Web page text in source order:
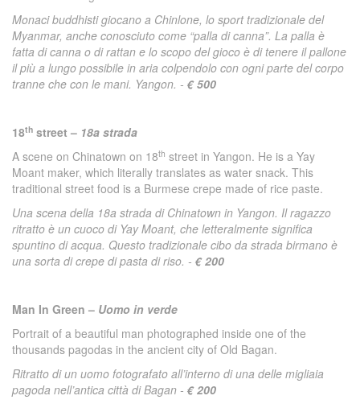
Monaci buddhisti giocano a Chinlone, lo sport tradizionale del
Myanmar, anche conosciuto come “palla di canna”. La palla è
fatta di canna o di rattan e lo scopo del gioco è di tenere il pallone
il più a lungo possibile in aria colpendolo con ogni parte del corpo
tranne che con le mani. Yangon. - € 500
18th street – 18a strada
A scene on Chinatown on 18th street in Yangon. He is a Yay
Moant maker, which literally translates as water snack. This
traditional street food is a Burmese crepe made of rice paste.
Una scena della 18a strada di Chinatown in Yangon. Il ragazzo
ritratto è un cuoco di Yay Moant, che letteralmente significa
spuntino di acqua. Questo tradizionale cibo da strada birmano è
una sorta di crepe di pasta di riso. - € 200
Man In Green – Uomo in verde
Portrait of a beautiful man photographed inside one of the
thousands pagodas in the ancient city of Old Bagan.
Ritratto di un uomo fotografato all’interno di una delle migliaia
pagoda nell’antica città di Bagan - € 200